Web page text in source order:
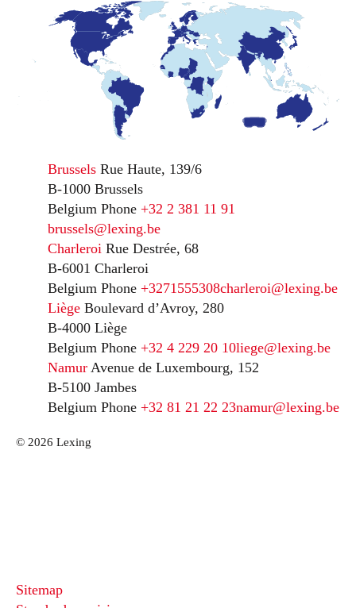
Brussels Rue Haute, 139/6
B-1000 Brussels
Belgium Phone +32 2 381 11 91
brussels@lexing.be
Charleroi Rue Destrée, 68
B-6001 Charleroi
Belgium Phone +3271555308charleroi@lexing.be
Liège Boulevard d’Avroy, 280
B-4000 Liège
Belgium Phone +32 4 229 20 10liege@lexing.be
Namur Avenue de Luxembourg, 152
B-5100 Jambes
Belgium Phone +32 81 21 22 23namur@lexing.be
© 2026 Lexing
Sitemap